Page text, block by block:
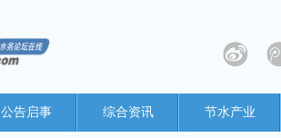
公告启事 综合资讯 节水产业